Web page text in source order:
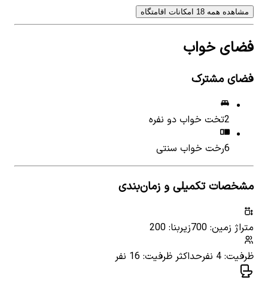
مشاهده همه 18 امکانات اقامتگاه
فضای خواب
فضای مشترک
2تخت خواب دو نفره
6رخت خواب سنتی
مشخصات تکمیلی و زمان‌بندی
متراژ زمین: 700
زیربنا: 200
ظرفیت: 4 نفر
حداکثر ظرفیت: 16 نفر